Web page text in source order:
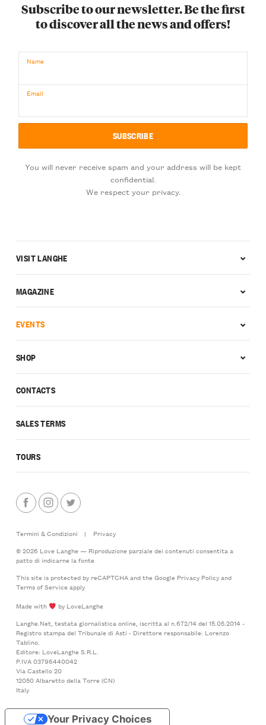
Subscribe to our newsletter. Be the first
to discover all the news and offers!
Name
Email
You will never receive spam and your address will be kept
confidential.
We respect your privacy.
CONTACTS
SALES TERMS
TOURS
VISIT LANGHE
MAGAZINE
EVENTS
SHOP
Termini & Condizioni |
Privacy
© 2026 Love Langhe — Riproduzione parziale dei contenuti consentita a
patto di indicarne la fonte
This site is protected by reCAPTCHA and the Google Privacy Policyand
Terms of Serviceapply
Made with
by LoveLanghe
Langhe.Net, testata giornalistica online, iscritta al n.672/14 del 15.05.2014 -
Registro stampa del Tribunale di Asti - Direttore responsabile: Lorenzo
Tablino.
Editore: LoveLanghe S.R.L.
P.IVA 03796440042
Via Castello 20
12050 Albaretto della Torre (CN)
Italy
Your Privacy Choices